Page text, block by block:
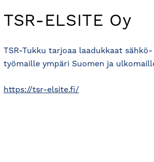
TSR-ELSITE Oy
TSR-Tukku tarjoaa laadukkaat
työmaille ympäri Suomen ja
https://tsr-elsite.fi/